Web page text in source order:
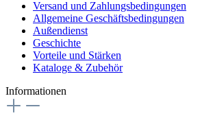
Versand und Zahlungsbedingungen
Allgemeine Geschäftsbedingungen
Außendienst
Geschichte
Vorteile und Stärken
Kataloge & Zubehör
Informationen